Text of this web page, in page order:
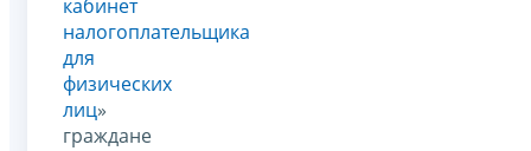
кабинет
налогоплательщика
для
физических
лиц»
граждане